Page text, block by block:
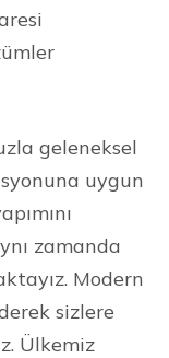
geleneksel
uygun
zamanda
Modern
sizlere
Ülkemiz